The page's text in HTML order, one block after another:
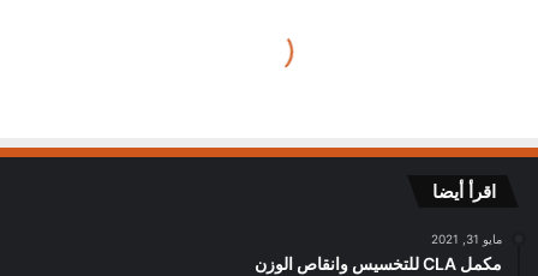
اقرأ أيضا
مايو 31, 2021
مكمل CLA للتخسيس وانقاص الوزن